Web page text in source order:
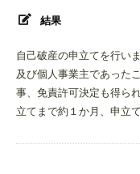
結果
自己破産の申立てを行い
及び個人事業主であった
事、免責許可決定も得ら
立てまで約１か月、申立